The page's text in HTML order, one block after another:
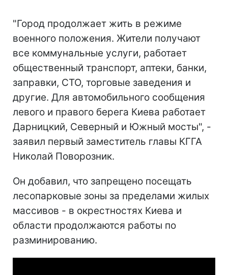
"Город продолжает жить в режиме
военного положения. Жители получают
все коммунальные услуги, работает
общественный транспорт, аптеки, банки,
заправки, СТО, торговые заведения и
другие. Для автомобильного сообщения
левого и правого берега Киева работает
Дарницкий, Северный и Южный мосты", -
заявил первый заместитель главы КГГА
Николай Поворозник.
Он добавил, что запрещено посещать
лесопарковые зоны за пределами жилых
массивов - в окрестностях Киева и
области продолжаются работы по
разминированию.